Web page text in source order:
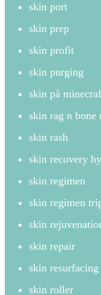
skin port
skin prep
skin profit
skin purging
skin på
skin rag n bone
skin rash
skin recovery
skin regimen
skin regimen
skin
skin repair
skin resurfacing
skin roller